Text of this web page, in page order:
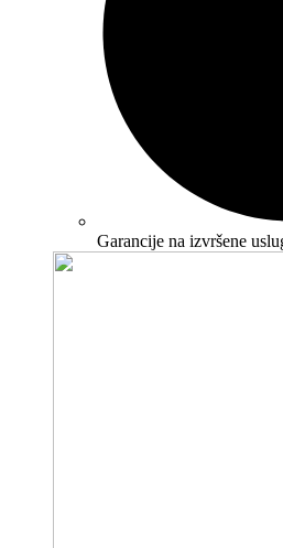
Garancije na izvršene